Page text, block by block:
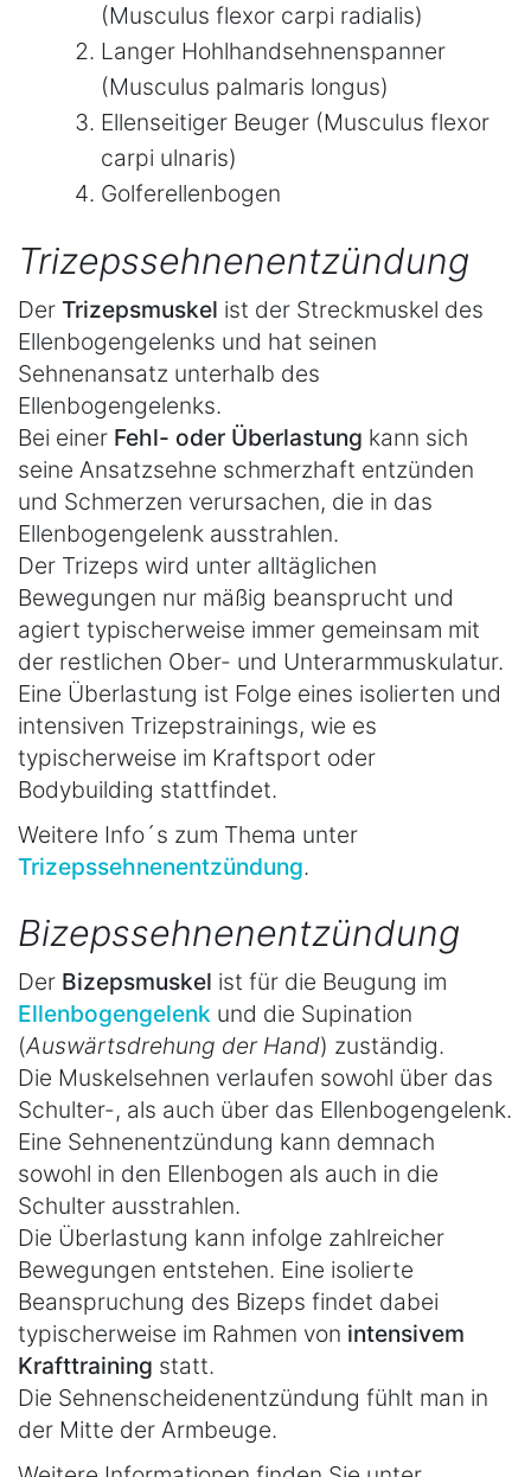
(Musculus flexor carpi radialis)
Langer Hohlhandsehnenspanner
(Musculus palmaris longus)
Ellenseitiger Beuger (Musculus flexor
carpi ulnaris)
Golferellenbogen
Trizepssehnenentzündung
Der Trizepsmuskel ist der Streckmuskel des
Ellenbogengelenks und hat seinen
Sehnenansatz unterhalb des
Ellenbogengelenks.
Bei einer Fehl- oder Überlastung kann sich
seine Ansatzsehne schmerzhaft entzünden
und Schmerzen verursachen, die in das
Ellenbogengelenk ausstrahlen.
Der Trizeps wird unter alltäglichen
Bewegungen nur mäßig beansprucht und
agiert typischerweise immer gemeinsam mit
der restlichen Ober- und Unterarmmuskulatur.
Eine Überlastung ist Folge eines isolierten und
intensiven Trizepstrainings, wie es
typischerweise im Kraftsport oder
Bodybuilding stattfindet.
Weitere Info´s zum Thema unter
Trizepssehnenentzündung.
Bizepssehnenentzündung
Der Bizepsmuskel ist für die Beugung im
Ellenbogengelenk und die Supination
(Auswärtsdrehung der Hand) zuständig.
Die Muskelsehnen verlaufen sowohl über das
Schulter-, als auch über das Ellenbogengelenk.
Eine Sehnenentzündung kann demnach
sowohl in den Ellenbogen als auch in die
Schulter ausstrahlen.
Die Überlastung kann infolge zahlreicher
Bewegungen entstehen. Eine isolierte
Beanspruchung des Bizeps findet dabei
typischerweise im Rahmen von intensivem
Krafttraining statt.
Die Sehnenscheidenentzündung fühlt man in
der Mitte der Armbeuge.